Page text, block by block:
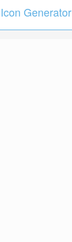
Generator